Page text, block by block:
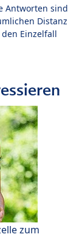
Antworten sind
Distanz
Einzelfall
zum